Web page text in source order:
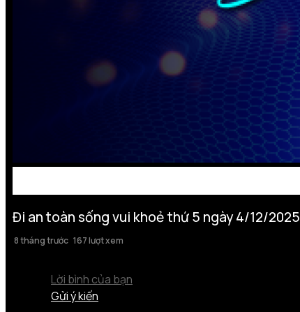
Đi an toàn sống vui khoẻ thứ 5 ngày 4/12/2025
8 tháng trước 167 lượt xem
Lời bình của bạn
Gửi ý kiến